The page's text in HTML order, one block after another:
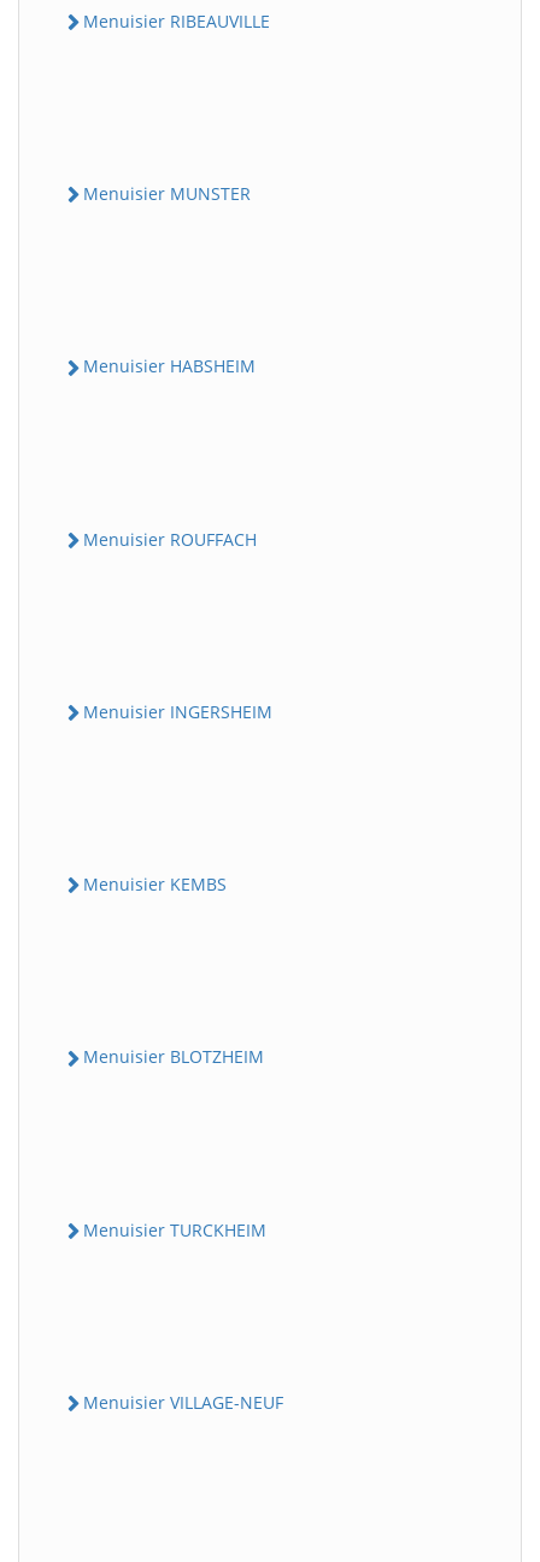
Menuisier RIBEAUVILLE
Menuisier MUNSTER
Menuisier HABSHEIM
Menuisier ROUFFACH
Menuisier INGERSHEIM
Menuisier KEMBS
Menuisier BLOTZHEIM
Menuisier TURCKHEIM
Menuisier VILLAGE-NEUF